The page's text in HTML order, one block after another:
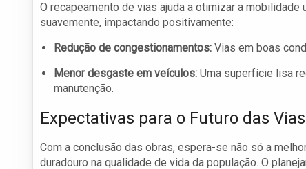
O recapeamento de vias ajuda a otimizar a
suavemente, impactando positivamente:
Redução de congestionamentos: Vias em boas
Menor desgaste em veículos: Uma superfície lisa
manutenção.
Expectativas para o Futuro das Vias
Com a conclusão das obras, espera-se não só a
duradouro na qualidade de vida da população. O